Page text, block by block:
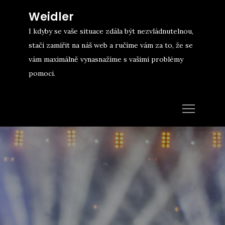
content
Weidler
I kdyby se vaše situace zdála být nezvládnutelnou,
stačí zamířit na náš web a ručíme vám za to, že se
vám maximálně vynasnažíme s vašimi problémy
pomoci.